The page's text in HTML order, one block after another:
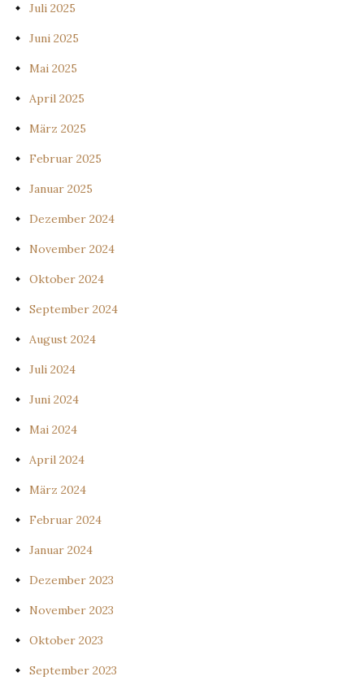
Juli 2025
Juni 2025
Mai 2025
April 2025
März 2025
Februar 2025
Januar 2025
Dezember 2024
November 2024
Oktober 2024
September 2024
August 2024
Juli 2024
Juni 2024
Mai 2024
April 2024
März 2024
Februar 2024
Januar 2024
Dezember 2023
November 2023
Oktober 2023
September 2023